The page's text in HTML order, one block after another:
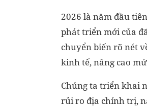
2026 là năm đầu
phát triển mới của
chuyển biến rõ nét
kinh tế, nâng cao
Chúng ta triển khai
rủi ro địa chính trị,